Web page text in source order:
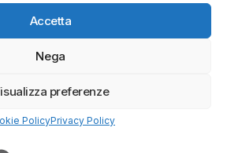
Accetta
Nega
preferenze
PolicyPrivacy Policy
ETF - CRYPTO - CFD
50$